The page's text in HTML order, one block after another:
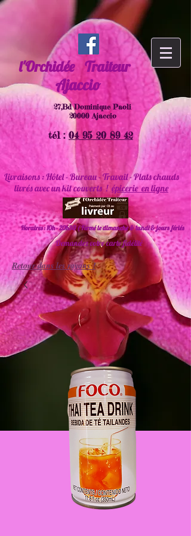
l'Orchidée Traiteur
Ajaccio
27,Bd Dominique Paoli
20000 Ajaccio
tél :04 95 20 89 42
Livraisons : Hôtel - Bureau - Travail - Plats chauds
livrés avec un kit couverts ! épicerie en ligne
Horaires : 10h - 20h30 ( Fermé le dimanche & lundi & jours fériés
Demandez votre carte fidélité
Retour dans les rayons !